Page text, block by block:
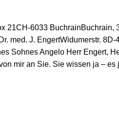
21CH-6033 BuchrainBuchrain,
med. J. EngertWidumerstr.
Sohnes Angelo Herr Engert,
mir an Sie. Sie wissen ja –